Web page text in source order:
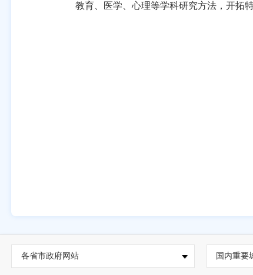
教育、医学、心理等学科研究方法，开拓
各省市政府网站 国内重要